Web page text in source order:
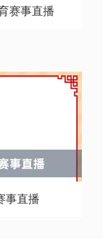
赛事直播
事直播